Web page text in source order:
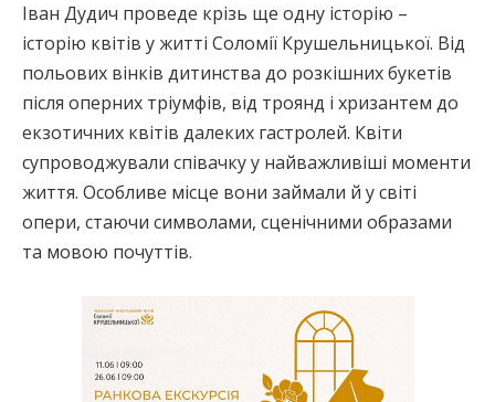
Іван Дудич проведе крізь ще одну історію –
історію квітів у житті Соломії Крушельницької. Від
польових вінків дитинства до розкішних букетів
після оперних тріумфів, від троянд і хризантем до
екзотичних квітів далеких гастролей. Квіти
супроводжували співачку у найважливіші моменти
життя. Особливе місце вони займали й у світі
опери, стаючи символами, сценічними образами
та мовою почуттів.